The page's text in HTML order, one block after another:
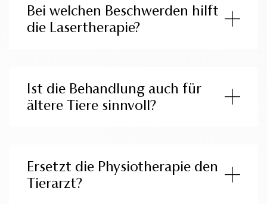
Bei welchen Beschwerden hilft
die Lasertherapie?
Ist die Behandlung auch für
ältere Tiere sinnvoll?
Ersetzt die Physiotherapie den
Tierarzt?